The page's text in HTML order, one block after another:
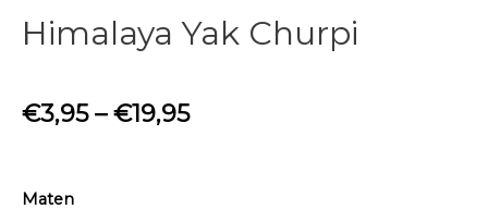
Himalaya Yak Churpi
€3,95–€19,95
Maten